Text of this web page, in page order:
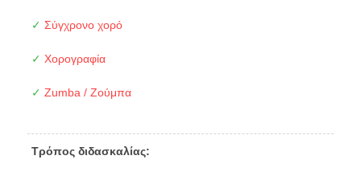
✓ Σύγχρονο χορό
✓ Χορογραφία
✓ Zumba / Ζούμπα
Τρόπος διδασκαλίας: